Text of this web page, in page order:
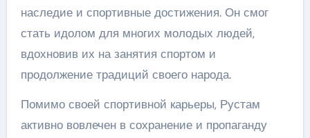
наследие и спортивные достижения. Он смог
стать идолом для многих молодых людей,
вдохновив их на занятия спортом и
продолжение традиций своего народа.
Помимо своей спортивной карьеры, Рустам
активно вовлечен в сохранение и пропаганду